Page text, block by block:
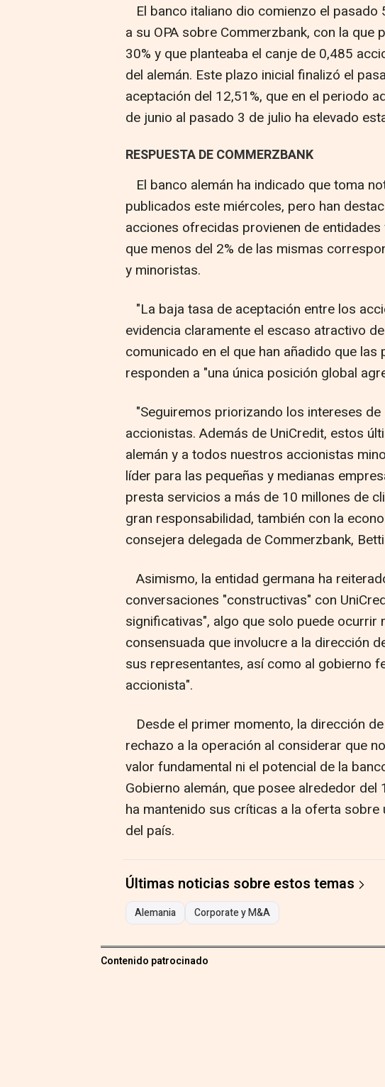
El banco italiano dio comienzo el pasado
a su OPA sobre Commerzbank, con la que
30% y que planteaba el canje de 0,485
del alemán. Este plazo inicial finalizó el
aceptación del 12,51%, que en el periodo
de junio al pasado 3 de julio ha elevado
RESPUESTA DE COMMERZBANK
El banco alemán ha indicado que toma
publicados este miércoles, pero han
acciones ofrecidas provienen de
que menos del 2% de las mismas
y minoristas.
"La baja tasa de aceptación entre los
evidencia claramente el escaso atractivo
comunicado en el que han añadido que
responden a "una única posición global
"Seguiremos priorizando los intereses
accionistas. Además de UniCredit, estos
alemán y a todos nuestros accionistas
líder para las pequeñas y medianas
presta servicios a más de 10 millones de
gran responsabilidad, también con la
consejera delegada de Commerzbank,
Asimismo, la entidad germana ha
conversaciones "constructivas" con
significativas", algo que solo puede ocurrir
consensuada que involucre a la dirección
sus representantes, así como al gobierno
accionista".
Desde el primer momento, la dirección
rechazo a la operación al considerar que
valor fundamental ni el potencial de la
Gobierno alemán, que posee alrededor del
ha mantenido sus críticas a la oferta
del país.
Últimas noticias sobre estos temas
Alemania Corporate y M&A
Contenido patrocinado